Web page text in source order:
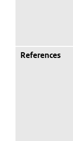
References